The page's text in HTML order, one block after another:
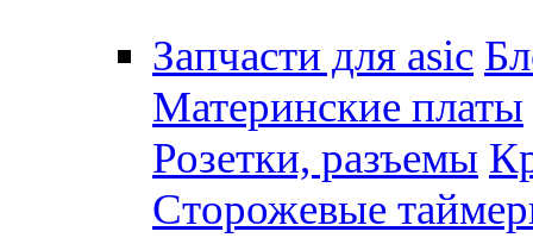
Запчасти для asic
Материнские платы
Розетки, разъемы
Сторожевые